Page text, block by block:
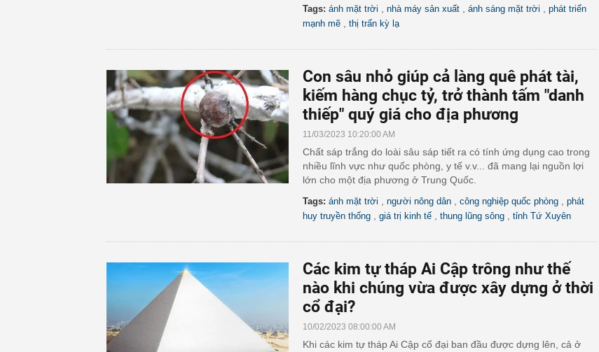
Tags: ánh mặt trời nhà máy sản xuất ánh sáng mặt trời
phát triển
mạnh mẽ
thị trấn kỳ lạ
Con sâu nhỏ giúp cả làng quê phát tài,
kiếm hàng chục tỷ, trở thành tấm "danh
thiếp" quý giá cho địa phương
11/03/2023 10:20:00 AM
Chất sáp trắng do loài sâu sáp tiết ra có tính ứng dụng cao trong
nhiều lĩnh vực như quốc phòng, y tế v.v... đã mang lại nguồn lợi
lớn cho một địa phương ở Trung Quốc.
Tags: ánh mặt trời người nông dân công nghiệp quốc phòng
phát
huy truyền thống
giá trị kinh tế thung lũng sông tỉnh Tứ Xuyên
Các kim tự tháp Ai Cập trông như thế
nào khi chúng vừa được xây dựng ở thời
cổ đại?
10/02/2023 08:00:00 AM
Khi các kim tự tháp Ai Cập cổ đại ban đầu được dựng lên, cả ở